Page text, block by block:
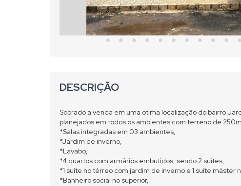
DESCRIÇÃO
Sobrado a venda em uma otima localização do bairro
planejados em todos os ambientes com terreno de
*Salas integradas em 03 ambientes,
*Jardim de inverno,
*Lavabo,
*4 quartos com armários embutidos, sendo 2 suítes,
*1 suíte no térreo com jardim de inverno e 1 suíte máster
*Banheiro social no superior,